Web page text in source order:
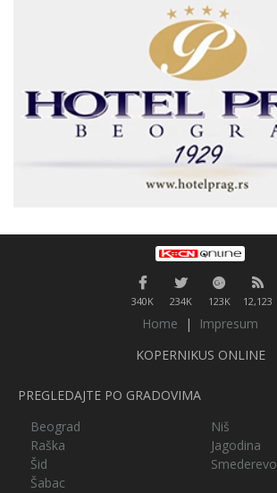
340K 234K 123K 12,123
Home |
Impresum
KOPERNIKUS ONLINE
PREGLEDAJTE PO GRADOVIMA
Beograd
Niš
Raška
Jagodina
Šid
Smederevo
Šabac